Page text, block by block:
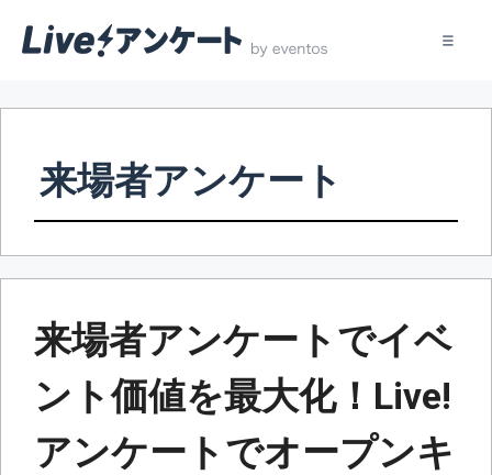
ス
来場者アンケート
来場者アンケートでイベ
ント価値を最大化！Live!
アンケートでオープンキ